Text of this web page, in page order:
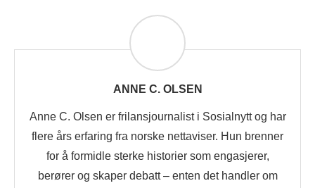
ANNE C. OLSEN
Anne C. Olsen er frilansjournalist i Sosialnytt og har
flere års erfaring fra norske nettaviser. Hun brenner
for å formidle sterke historier som engasjerer,
berører og skaper debatt – enten det handler om